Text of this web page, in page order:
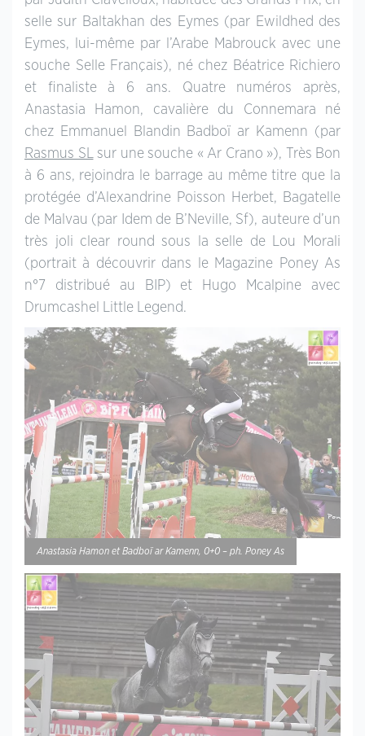
selle sur Baltakhan des Eymes (par Ewildhed des
Eymes, lui-même par l’Arabe Mabrouck avec une
souche Selle Français), né chez Béatrice Richiero
et finaliste à 6 ans. Quatre numéros après,
Anastasia Hamon, cavalière du Connemara né
chez Emmanuel Blandin Badboï ar Kamenn (par
Rasmus SLsur une souche « Ar Crano »), Très Bon
à 6 ans, rejoindra le barrage au même titre que la
protégée d’Alexandrine Poisson Herbet, Bagatelle
de Malvau (par Idem de B’Neville, Sf), auteure d’un
très joli clear round sous la selle de Lou Morali
(portrait à découvrir dans le Magazine Poney As
n°7 distribué au BIP) et Hugo Mcalpine avec
Drumcashel Little Legend.
Anastasia Hamon et Badboï ar Kamenn, 0+0 – ph. Poney As